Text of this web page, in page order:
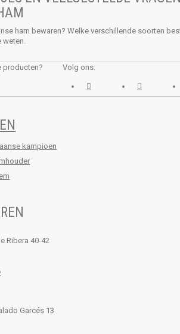
ham bewaren? Welke verschillende soorten
weten.
producten?
Volg ons:
kampioen
Ribera 40-42
Garcés 13